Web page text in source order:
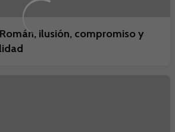
ilusión, compromiso y